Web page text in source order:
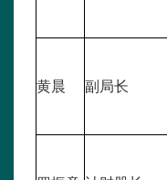
黄晨 副局长